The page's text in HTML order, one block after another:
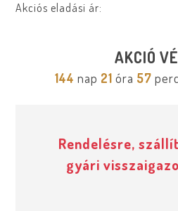
Akciós eladási ár:
AKCIÓ
144 nap 21 óra 57 perc
Rendelésre,
gyári